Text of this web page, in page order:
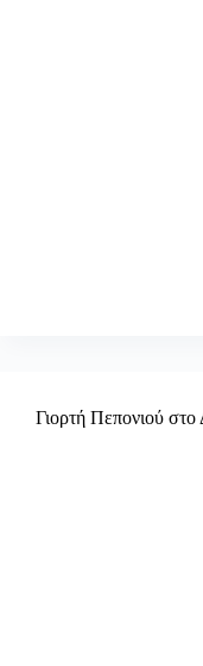
Γιορτή Πεπονιού στο